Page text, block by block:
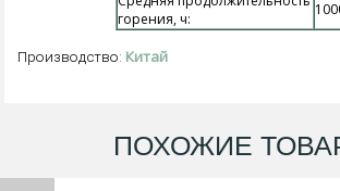
горения, ч:
Производство: Китай
ПОХОЖИЕ